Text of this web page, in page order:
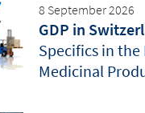
8 September 2026
GDP in
Specifics in
Medicinal